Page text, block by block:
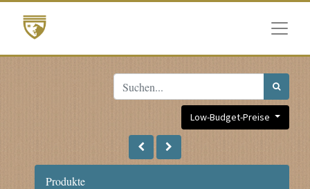
Produkte
Low-Budget-Preise